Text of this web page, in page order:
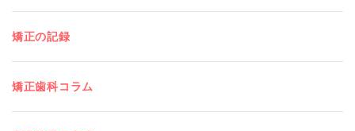
矯正の記録
矯正歯科コラム